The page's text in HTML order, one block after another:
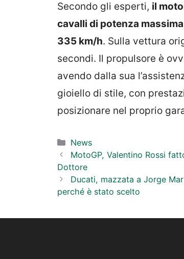
Secondo gli esperti, il
cavalli di potenza
335 km/h. Sulla vettura
secondi. Il propulsore è
avendo dalla sua
gioiello di stile, con
posizionare nel proprio
Categorie
News
MotoGP, Valentino Rossi
Dottore
Ducati, mazzata a Jorge
perché è stato scelto